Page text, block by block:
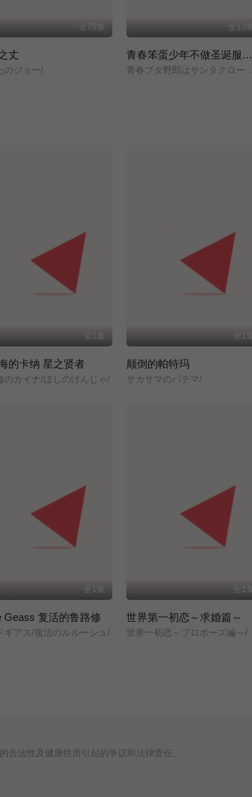
全79集
丈
のジョー/
全13集
青春笨蛋少年不做圣诞服女郎的梦
全1集
的卡纳 星之贤者
のカイナ/ほしのけんじゃ/
全1集
颠倒的帕特玛
サカサマのパテマ/
全1集
Geass 复活的鲁路修
ギアス/復活のルルーシュ/
全1集
世界第一初恋～求婚篇～
世界一初恋～プロポーズ編～/
法性及健康性所引起的争议和法律责任。